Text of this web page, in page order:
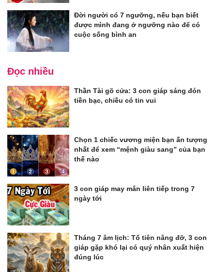
Đời người có 7 ngưỡng, nếu bạn biết
được mình đang ở ngưỡng nào để có
cuộc sống bình an
Đọc nhiều
Thần Tài gõ cửa: 3 con giáp sáng đón
tiền bạc, chiều có tin vui
Chọn 1 chiếc vương miện bạn ấn tượng
nhất để xem “mệnh giàu sang” của bạn
thế nào
3 con giáp may mắn liên tiếp trong 7
ngày tới
Tháng 7 âm lịch: Tổ tiên nâng đỡ, 3 con
giáp gặp khó lại có quý nhân xuất hiện
đúng lúc